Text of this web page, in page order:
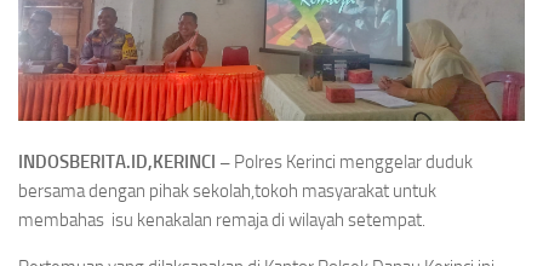
INDOSBERITA.ID,KERINCI – Polres Kerinci menggelar duduk
bersama dengan pihak sekolah,tokoh masyarakat untuk
membahas isu kenakalan remaja di wilayah setempat.